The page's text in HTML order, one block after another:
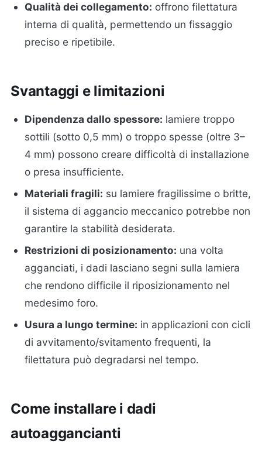
Qualità dei collegamento: offrono filettatura
interna di qualità, permettendo un fissaggio
preciso e ripetibile.
Svantaggi e limitazioni
Dipendenza dallo spessore: lamiere troppo
sottili (sotto 0,5 mm) o troppo spesse (oltre 3–
4 mm) possono creare difficoltà di installazione
o presa insufficiente.
Materiali fragili: su lamiere fragilissime o britte,
il sistema di aggancio meccanico potrebbe non
garantire la stabilità desiderata.
Restrizioni di posizionamento: una volta
agganciati, i dadi lasciano segni sulla lamiera
che rendono difficile il riposizionamento nel
medesimo foro.
Usura a lungo termine: in applicazioni con cicli
di avvitamento/svitamento frequenti, la
filettatura può degradarsi nel tempo.
Come installare i dadi
autoaggancianti